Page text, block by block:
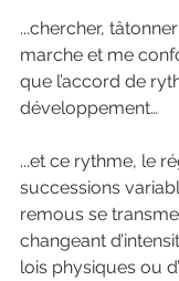
...chercher,
marche et me
que l’accord de
développement…
...et ce rythme, le
successions
remous se
changeant
lois physiques ou